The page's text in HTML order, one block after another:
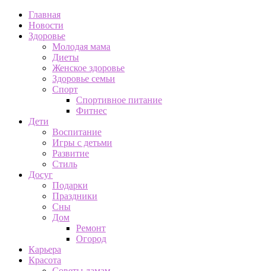
Главная
Новости
Здоровье
Молодая мама
Диеты
Женское здоровье
Здоровье семьи
Спорт
Спортивное питание
Фитнес
Дети
Воспитание
Игры с детьми
Развитие
Стиль
Досуг
Подарки
Праздники
Сны
Дом
Ремонт
Огород
Карьера
Красота